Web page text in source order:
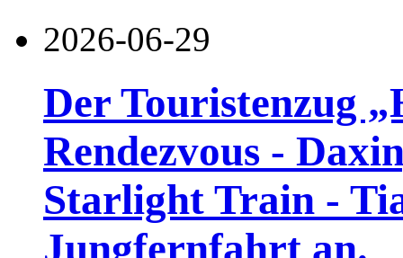
2026-06-29
Der Touristenzug
Rendezvous -
Starlight Train -
Jungfernfahrt an.